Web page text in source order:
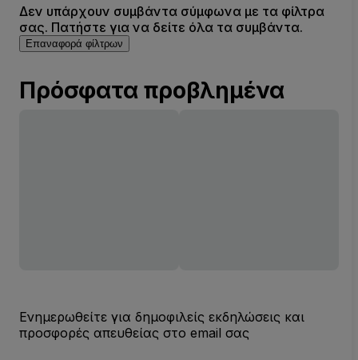
Δεν υπάρχουν συμβάντα σύμφωνα με τα φίλτρα
σας. Πατήστε για να δείτε όλα τα συμβάντα.
Επαναφορά φίλτρων
Πρόσφατα προβλημένα
Ενημερωθείτε για δημοφιλείς εκδηλώσεις και
προσφορές απευθείας στο email σας